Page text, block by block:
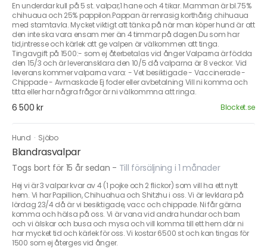
En underdar kull på 5 st. valpar,1 hane och 4 tikar. Mamman är bl.75%
chihuaua och 25% pappilon.Pappan är renrasig korthårig chihuaua
med stamtavla. Mycket viktigt att tänka på när man köper hund är att
den inte ska vara ensam mer än 4 timmar på dagen.Du som har
tid,intresse och kärlek att ge valpen är välkommen att tinga.
Tingavgift på 1500:- som ej återbetalas vid ånger Valparna är födda
den 15/3 och är leveransklara den 10/5 då valparna är 8 veckor. Vid
leverans kommer valparna vara: - Vet besiktigade - Vaccinerade -
Chippade - Avmaskade Ej foder eller avbetalning Vill ni komma och
titta eller har några frågor är ni välkommna att ringa.
6 500 kr Blocket.se
Hund · Sjöbo
Blandrasvalpar
Togs bort för 15 år sedan - Till försäljning i 1 månader
Hej vi är 3 valpar kvar av 4 (1 pojke och 2 flickor) som vill ha ett nytt
hem. Vi har Papillion, Chihuahua och Shitzhu i oss. Vi är levklara på
lördag 23/4 då är vi besiktigade, vacc och chippade. Ni får gärna
komma och hälsa på oss. Vi är vana vid andra hundar och barn
och vi älskar och busa och mysa och vill komma till ett hem där ni
har mycket tid och kärlek för oss. Vi kostar 6500 st och kan tingas för
1500 som ej återges vid ånger.